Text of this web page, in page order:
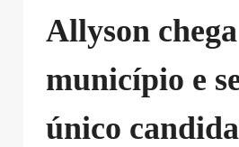
Allyson chega
município e
único